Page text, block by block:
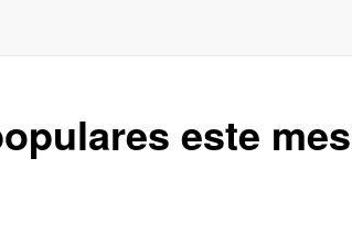
este